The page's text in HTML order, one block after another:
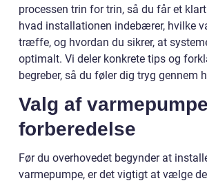
processen trin for trin, så du får et
hvad installationen indebærer, hvilke
træffe, og hvordan du sikrer, at
optimalt. Vi deler konkrete tips og
begreber, så du føler dig tryg gennem
Valg af
forberedelse
Før du overhovedet begynder at
varmepumpe, er det vigtigt at vælge